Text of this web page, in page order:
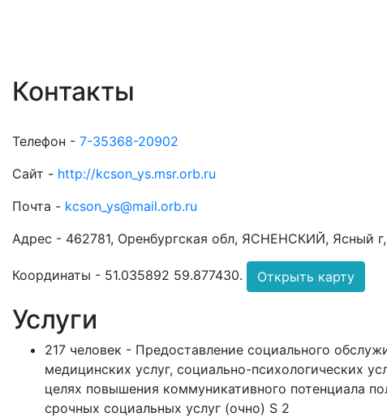
Контакты
Телефон - 7-35368-20902
Сайт - http://kcson_ys.msr.orb.ru
Почта - kcson_ys@mail.orb.ru
Адрес - 462781, Оренбургская обл, ЯСНЕНСКИЙ, Ясный
Координаты - 51.035892 59.877430. Открыть карту
Услуги
217 человек - Предоставление социального
медицинских услуг, социально-психологических
целях повышения коммуникативного потенциала
срочных социальных услуг (очно) S 2